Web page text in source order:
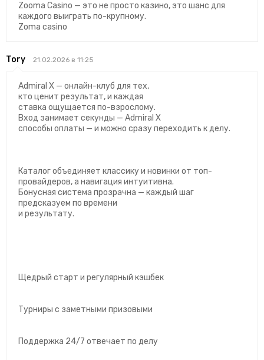
Zooma Casino — это не просто казино, это шанс для
каждого выиграть по-крупному.
Zoma casino
Tory 21.02.2026 в 11:25
Admiral X — онлайн-клуб для тех,
кто ценит результат, и каждая
ставка ощущается по-взрослому.
Вход занимает секунды — Admiral X
способы оплаты — и можно сразу переходить к делу.
Каталог объединяет классику и новинки от топ-
провайдеров, а навигация интуитивна.
Бонусная система прозрачна — каждый шаг
предсказуем по времени
и результату.
Щедрый старт и регулярный кэшбек
Турниры с заметными призовыми
Поддержка 24/7 отвечает по делу